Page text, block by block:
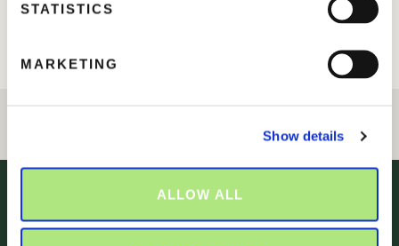
i
STATISTICS
MARKETING
Show details
ALLOW ALL
CONTACTEZ-NOUS POUR PLUS D’INFORMATIONS